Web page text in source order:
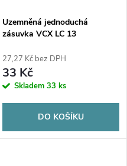
Uzemněná jednoduchá
zásuvka VCX LC 13
27,27 Kč bez DPH
33 Kč
Skladem 33 ks
DO KOŠÍKU